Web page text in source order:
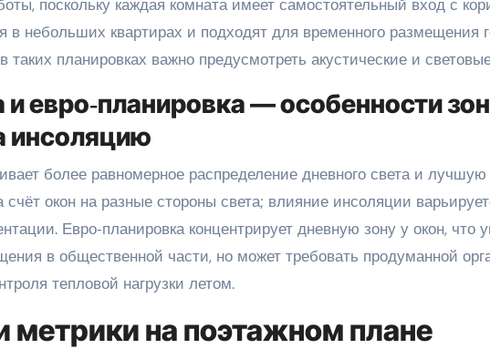
поскольку каждая комната имеет самостоятельный вход с
в небольших квартирах и подходят для временного размещения
таких планировках важно предусмотреть акустические и
евро‑планировка — особенности
инсоляцию
более равномерное распределение дневного света и лучшую
счёт окон на разные стороны света; влияние инсоляции
Евро‑планировка концентрирует дневную зону у окон, что
в общественной части, но может требовать продуманной
тепловой нагрузки летом.
на поэтажном плане